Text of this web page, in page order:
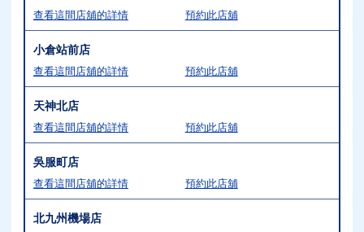
查看這間店舖的詳情 預約此店舖
小倉站前店
查看這間店舖的詳情 預約此店舖
天神北店
查看這間店舖的詳情 預約此店舖
吳服町店
查看這間店舖的詳情 預約此店舖
北九州機場店